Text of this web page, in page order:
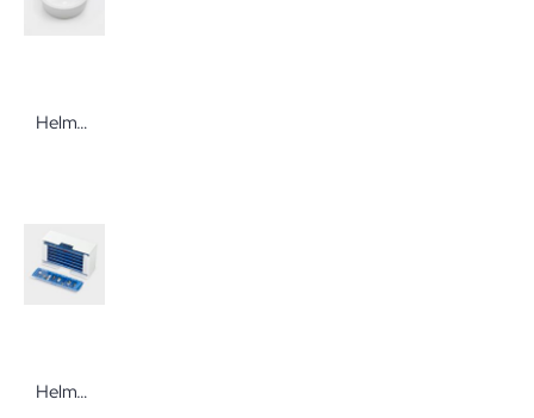
Helmut Schwarz melipul Medikamentenschälchen 35 mm Ø 13 mm 60 Stück
Helmut Schwarz Melipul Medikamenten-Dosierer XL-8 1 Woche